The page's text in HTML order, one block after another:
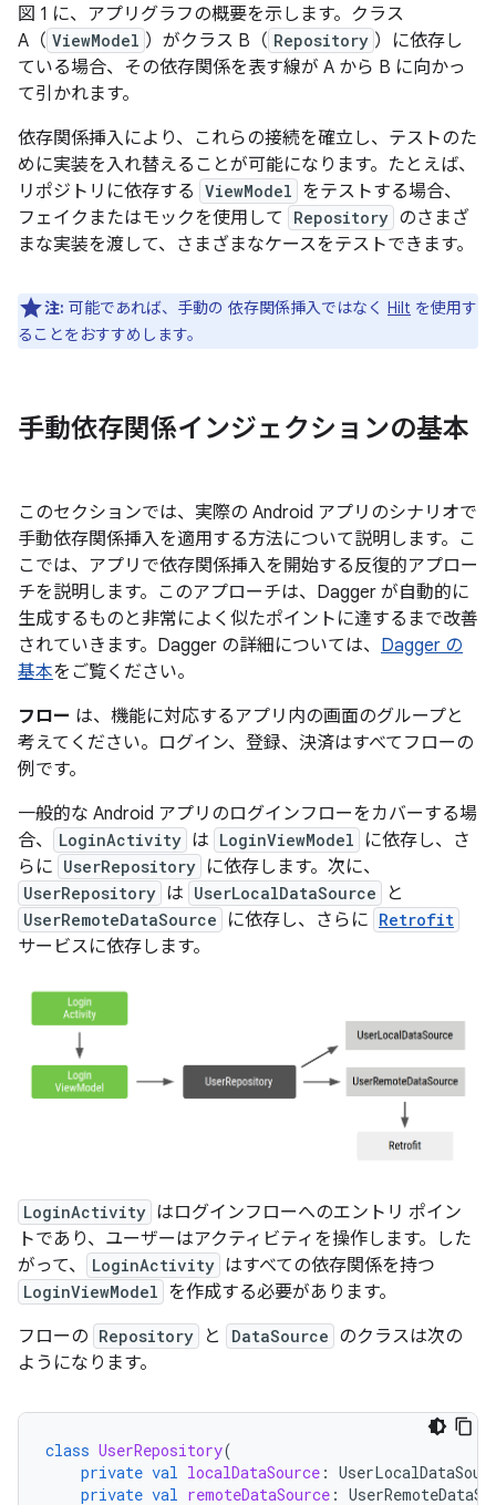
図 1 に、アプリグラフの概要を示します。クラス
A（ ViewModel ）がクラス B（ Repository ）に依存し
ている場合、その依存関係を表す線が A から B に向かっ
て引かれます。
依存関係挿入により、これらの接続を確立し、テストのた
めに実装を入れ替えることが可能になります。たとえば、
リポジトリに依存する ViewModel をテストする場合、
フェイクまたはモックを使用して
Repository のさまざ
まな実装を渡して、さまざまなケースをテストできます。
注: 可能であれば、手動の 依存関係挿入ではなく Hilt を使用す
ることをおすすめします。
手動依存関係インジェクションの基本
このセクションでは、実際の Android アプリのシナリオで
手動依存関係挿入を適用する方法について説明します。こ
こでは、アプリで依存関係挿入を開始する反復的アプロー
チを説明します。このアプローチは、Dagger が自動的に
生成するものと非常によく似たポイントに達するまで改善
されていきます。Dagger の詳細については、 Dagger の
基本をご覧ください。
フロー は、機能に対応するアプリ内の画面のグループと
考えてください。ログイン、登録、決済はすべてフローの
例です。
一般的な Android アプリのログインフローをカバーする場
合、
LoginActivity は LoginViewModel
に依存し、さ
らに UserRepository に依存します。次に、
UserRepository は UserLocalDataSource と
UserRemoteDataSource に依存し、さらに Retrofit
サービスに依存します。
LoginActivity はログインフローへのエントリ ポイン
トであり、ユーザーはアクティビティを操作します。した
がって、
LoginActivity はすべての依存関係を持つ
LoginViewModel を作成する必要があります。
フローの Repository と DataSource のクラスは次の
ようになります。
class UserRepository(
private val localDataSource :
private val remoteDataSource :